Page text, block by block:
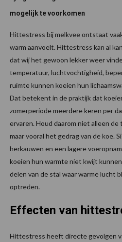
mogelijk te voorkomen
Hittestress bij melkvee ontstaat
warm aanvoelt. Hittestress kan al
dat wij het gewoon lekker weer
temperatuur, luchtvochtigheid,
ruimte kunnen koeien hun
Dat betekent in de praktijk dat
zomerperiode meerdere keren per
ervaren. Houd daarom niet alleen
maar vooral het gedrag van de koe.
herkauwen en een lagere
koeien hun warmte niet kwijt
delen van de stal waar warme lucht
optreden.
Effecten van
Hittestress heeft directe gevolgen